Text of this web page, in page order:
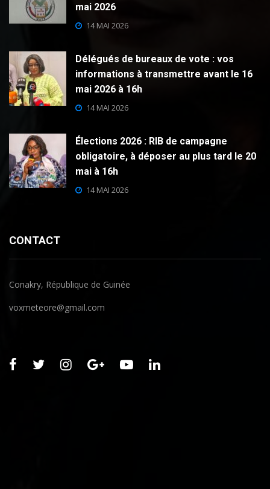
mai 2026
14 MAI 2026
Délégués de bureaux de vote : vos
informations à transmettre avant le 16
mai 2026 à 16h
14 MAI 2026
Élections 2026 : RIB de campagne
obligatoire, à déposer au plus tard le 20
mai à 16h
14 MAI 2026
CONTACT
Conakry, République de Guinée
voxmeteore@gmail.com